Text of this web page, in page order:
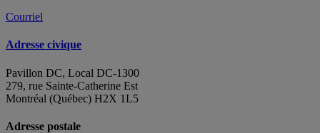
Courriel
Adresse civique
Pavillon DC, Local DC-1300
279, rue Sainte-Catherine Est
Montréal (Québec) H2X 1L5
Adresse postale